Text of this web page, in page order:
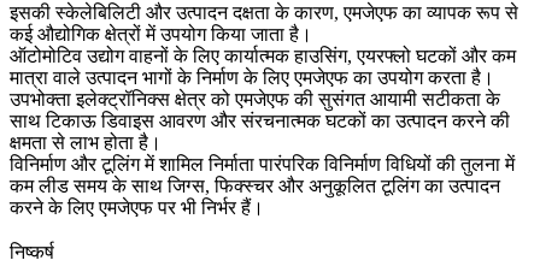
इसकी स्केलेबिलिटी और उत्पादन दक्षता के कारण, एमजेएफ का व्यापक रूप से
कई औद्योगिक क्षेत्रों में उपयोग किया जाता है।
ऑटोमोटिवउद्योग वाहनों के लिए कार्यात्मक हाउसिंग, एयरफ्लो घटकों और कम
मात्रा वाले उत्पादन भागों के निर्माण के लिए एमजेएफ का उपयोग करता है।
उपभोक्ता इलेक्ट्रॉनिक्स क्षेत्र को एमजेएफ की सुसंगत आयामी सटीकता के
साथ टिकाऊ डिवाइस आवरण और संरचनात्मक घटकों का उत्पादन करने की
क्षमता से लाभ होता है।
विनिर्माण और टूलिंगमें शामिल निर्माता पारंपरिक विनिर्माण विधियों की तुलना में
कम लीड समय के साथ जिग्स, फिक्स्चर और अनुकूलित टूलिंग का उत्पादन
करने के लिए एमजेएफ पर भी निर्भर हैं।
निष्कर्ष